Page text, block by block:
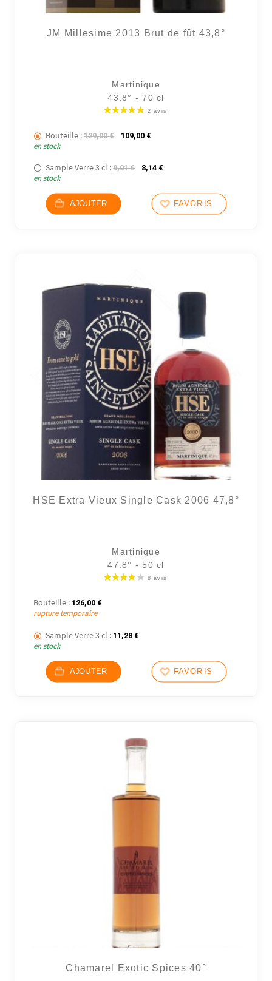
JM Millesime 2013 Brut de fût 43,8°
Martinique
43.8° - 70 cl
Bouteille : 129,00€ Le prix initial était : 129,00 €.
109,00 €Le prix actuel est : 109,00 €.
en stock
Sample Verre 3 cl : 9,01€ Le prix initial était : 9,01 €.
8,14 €Le prix actuel est : 8,14 €.
en stock
AJOUTER FAVORIS
HSE Extra Vieux Single Cask 2006 47,8°
Martinique
47.8° - 50 cl
Bouteille : 126,00 €
rupture temporaire
Sample Verre 3 cl : 11,28 €
en stock
AJOUTER FAVORIS
Chamarel Exotic Spices 40°